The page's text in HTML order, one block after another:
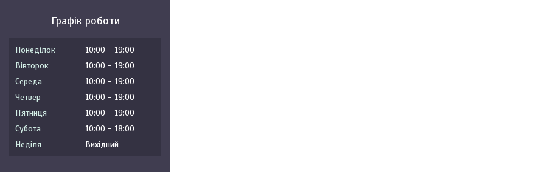
Графік роботи
Понеділок 10:00
19:00
Вівторок
10:00
19:00
Середа
10:00
19:00
Четвер
10:00
19:00
Пʼятниця
10:00
19:00
Субота
10:00
18:00
Неділя
Вихідний